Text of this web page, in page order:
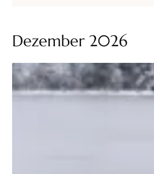
Dezember 2026
Datum
Referenten (m/w/d)
Ort
Kursnummer
Fortbildungspunkte
Kategorien
Einführung in die